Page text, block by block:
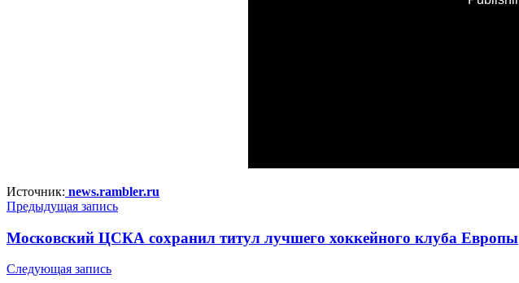
Источник: news.rambler.ru
Предыдущая запись
Московский ЦСКА сохранил титул лучшего хоккейного клуба Европы
Следующая запись